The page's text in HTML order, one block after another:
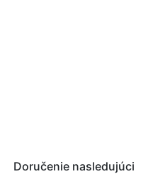
Doručenie nasledujúci